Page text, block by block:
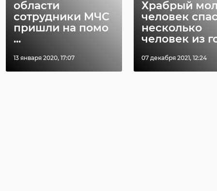
области
сотрудники МЧС
пришли на помо
...
13 января 2020, 17:07
Храбрый
человек
несколько
человек из
07 декабря 2021, 12:24